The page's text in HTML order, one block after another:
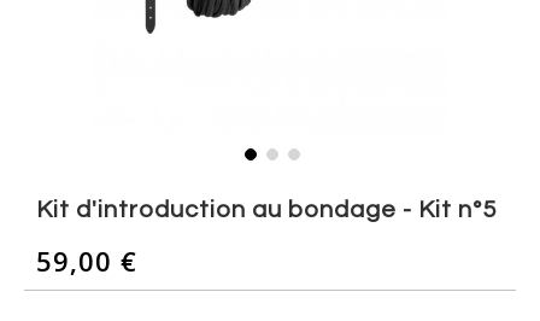
beginning
Kit d'introduction au bondage - Kit n°5
59,00 €